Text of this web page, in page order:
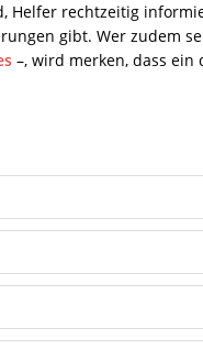
Helfer rechtzeitig
gibt. Wer zudem
–, wird merken, dass